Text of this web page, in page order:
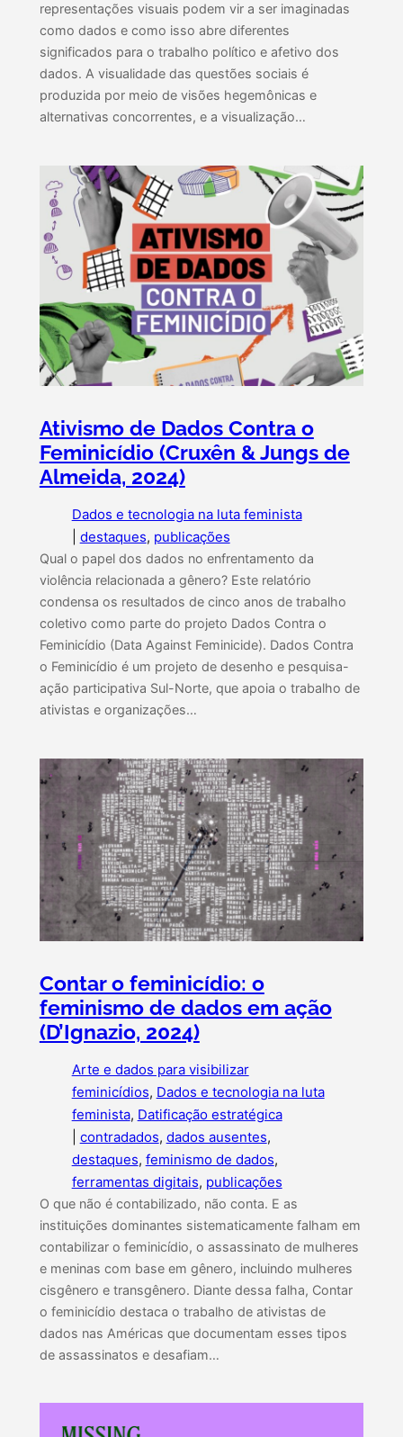
representações visuais podem vir a ser imaginadas
como dados e como isso abre diferentes
significados para o trabalho político e afetivo dos
dados. A visualidade das questões sociais é
produzida por meio de visões hegemônicas e
alternativas concorrentes, e a visualização…
Ativismo de Dados Contra o
Feminicídio (Cruxên & Jungs de
Almeida, 2024)
Dados e tecnologia na luta feminista
destaques, publicações
Qual o papel dos dados no enfrentamento da
violência relacionada a gênero? Este relatório
condensa os resultados de cinco anos de trabalho
coletivo como parte do projeto Dados Contra o
Feminicídio (Data Against Feminicide). Dados Contra
o Feminicídio é um projeto de desenho e pesquisa-
ação participativa Sul-Norte, que apoia o trabalho de
ativistas e organizações…
Contar o feminicídio: o
feminismo de dados em ação
(D’Ignazio, 2024)
Arte e dados para visibilizar
feminicídios, Dados e tecnologia na luta
feminista, Datificação estratégica
contradados, dados ausentes
destaques, feminismo de dados
ferramentas digitais, publicações
O que não é contabilizado, não conta. E as
instituições dominantes sistematicamente falham em
contabilizar o feminicídio, o assassinato de mulheres
e meninas com base em gênero, incluindo mulheres
cisgênero e transgênero. Diante dessa falha, Contar
o feminicídio destaca o trabalho de ativistas de
dados nas Américas que documentam esses tipos
de assassinatos e desafiam…